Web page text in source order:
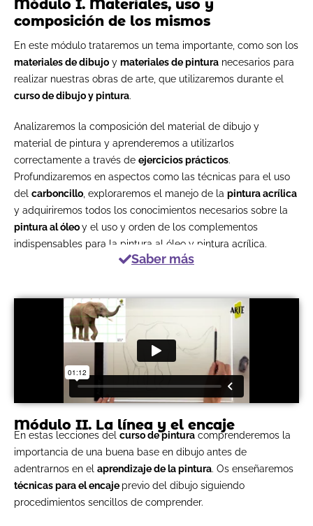
Módulo I. Materiales, uso y
composición de los mismos
En este módulo trataremos un tema importante, como son los
materiales de dibujo y materiales de pintura necesarios para
realizar nuestras obras de arte, que utilizaremos durante el
curso de dibujo y pintura.
Analizaremos la composición del material de dibujo y
material de pintura y aprenderemos a utilizarlos
correctamente a través de ejercicios prácticos.
Profundizaremos en aspectos como las técnicas para el uso
del carboncillo , exploraremos el manejo de la pintura acrílica
y adquiriremos todos los conocimientos necesarios sobre la
pintura al óleoy el uso y orden de los complementos
indispensables para la pintura al óleo y pintura acrílica.
Saber más
Módulo II. La línea y el encaje
En estas lecciones del curso de pintura comprenderemos la
importancia de una buena base en dibujo antes de
adentrarnos en el aprendizaje de la pintura. Os enseñaremos
técnicas para el encaje previo del dibujo siguiendo
procedimientos sencillos de comprender.